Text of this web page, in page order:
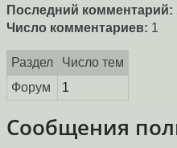
Последний комментарий:
Число комментариев: 1
Раздел
Число тем
Форум
1
Сообщения